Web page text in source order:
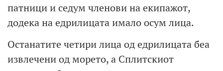
патници и седум членови на екипажот,
додека на едрилицата имало осум лица.
Останатите четири лица од едрилицата беа
извлечени од морето, а Сплитскиот